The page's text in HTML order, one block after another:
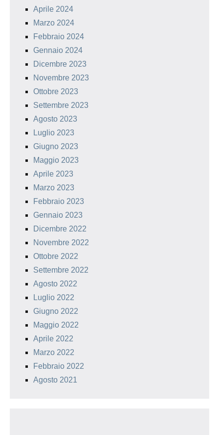
Aprile 2024
Marzo 2024
Febbraio 2024
Gennaio 2024
Dicembre 2023
Novembre 2023
Ottobre 2023
Settembre 2023
Agosto 2023
Luglio 2023
Giugno 2023
Maggio 2023
Aprile 2023
Marzo 2023
Febbraio 2023
Gennaio 2023
Dicembre 2022
Novembre 2022
Ottobre 2022
Settembre 2022
Agosto 2022
Luglio 2022
Giugno 2022
Maggio 2022
Aprile 2022
Marzo 2022
Febbraio 2022
Agosto 2021